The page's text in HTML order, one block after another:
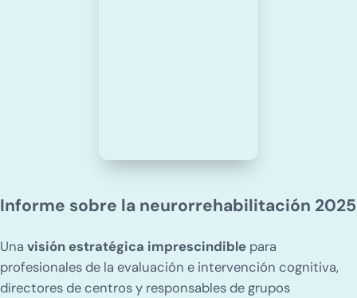
Informe sobre la neurorrehabilitación 2025
Unavisión estratégica imprescindible para
profesionales de la evaluación e intervención cognitiva,
directores de centros y responsables de grupos